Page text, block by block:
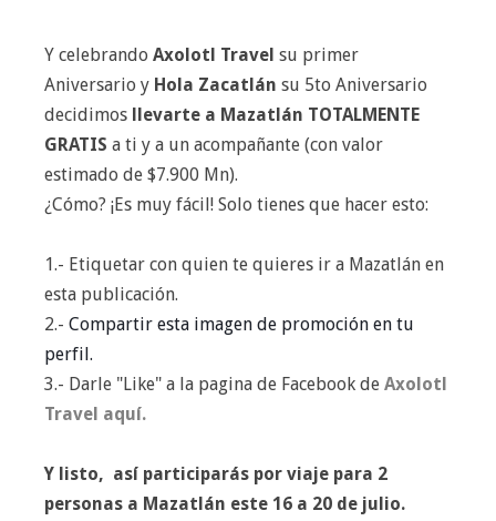
Y celebrando Axolotl Travel su primer
Aniversario y Hola Zacatlán su 5to Aniversario
decidimos llevarte a Mazatlán TOTALMENTE
GRATIS a ti y a un acompañante (con valor
estimado de $7.900 Mn).
¿Cómo? ¡Es muy fácil! Solo tienes que hacer esto:
1.- Etiquetar con quien te quieres ir a Mazatlán en
esta publicación.
2.- Compartir esta imagen de promoción en tu
perfil.
3.- Darle "Like" a la pagina de Facebook de Axolotl
Travel aquí.
Y listo, así participarás por viaje para 2
personas a Mazatlán este 16 a 20 de julio.